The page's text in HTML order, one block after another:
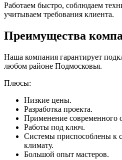
Работаем быстро, соблюдаем
учитываем требования клиента.
Преимущества
Наша компания гарантирует
любом районе Подмосковья.
Плюсы:
Низкие цены.
Разработка проекта.
Применение современного
Работы под ключ.
Системы приспособлены к
климату.
Большой опыт мастеров.